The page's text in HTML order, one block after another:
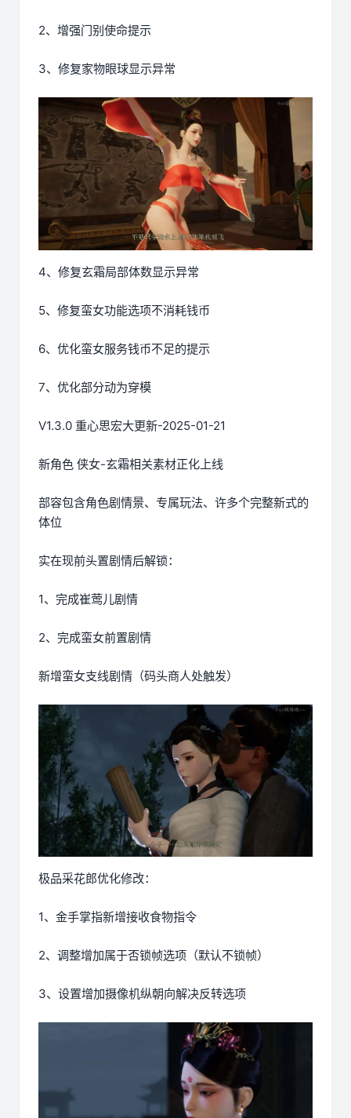
2、增强门别使命提示
3、修复家物眼球显示异常
4、修复玄霜局部体数显示异常
5、修复蛮女功能选项不消耗钱币
6、优化蛮女服务钱币不足的提示
7、优化部分动为穿模
V1.3.0 重心思宏大更新-2025-01-21
新角色 侠女-玄霜相关素材正化上线
部容包含角色剧情景、专属玩法、许多个完整新式的
体位
实在现前头置剧情后解锁：
1、完成崔莺儿剧情
2、完成蛮女前置剧情
新增蛮女支线剧情（码头商人处触发）
极品采花郎优化修改：
1、金手掌指新增接收食物指令
2、调整增加属于否锁帧选项（默认不锁帧）
3、设置增加摄像机纵朝向解决反转选项